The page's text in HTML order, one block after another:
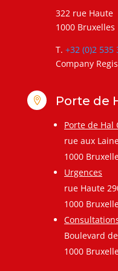
322 rue Haute
1000 Bruxelles
T. +32 (0)2 535
Company
 Porte de
Porte de Hal
rue aux
1000
Urgences
rue Haute
1000
Boulevard
1000